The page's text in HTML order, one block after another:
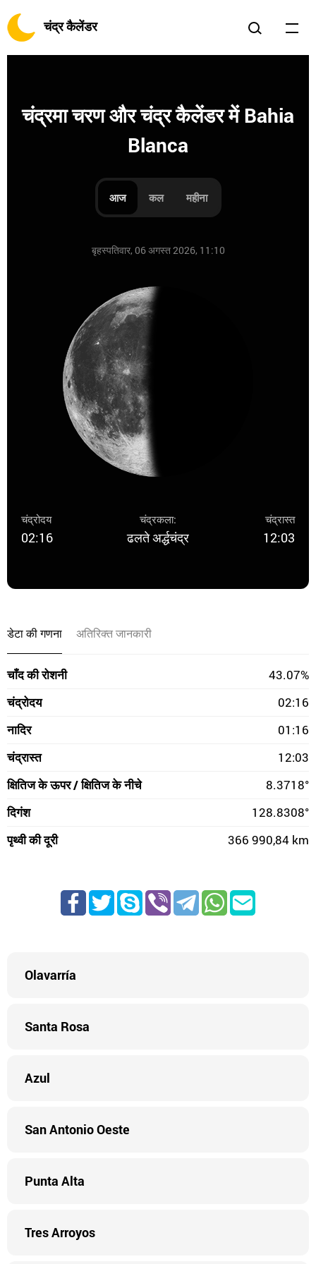
चंद्र कैलेंडर
चंद्रमा चरण और चंद्र कैलेंडर में Bahia
Blanca
आज कल महीना
बृहस्पतिवार, 06 अगस्त 2026, 11:10
चंद्रोदय
02:16
चंद्रकला:
ढलते अर्द्धचंद्र
चंद्रास्त
12:03
डेटा की गणना अतिरिक्त जानकारी
चाँद की रोशनी
43.07%
चंद्रोदय
02:16
नादिर
01:16
चंद्रास्त
12:03
क्षितिज के ऊपर / क्षितिज के नीचे
8.3718°
दिगंश
128.8308°
पृथ्वी की दूरी
366 990,84 km
Olavarría
Santa Rosa
Azul
San Antonio Oeste
Punta Alta
Tres Arroyos